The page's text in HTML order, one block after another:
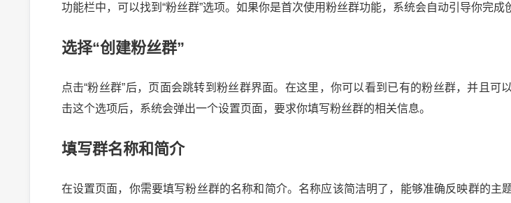
功能栏中，可以找到“粉丝群”选项。如果你是首次使用粉丝群功能，系统会自动引导你完成
选择“创建粉丝群”
点击“粉丝群”后，页面会跳转到粉丝群界面。在这里，你可以看到已有的粉丝群，并且可
击这个选项后，系统会弹出一个设置页面，要求你填写粉丝群的相关信息。
填写群名称和简介
在设置页面，你需要填写粉丝群的名称和简介。名称应该简洁明了，能够准确反映群的主